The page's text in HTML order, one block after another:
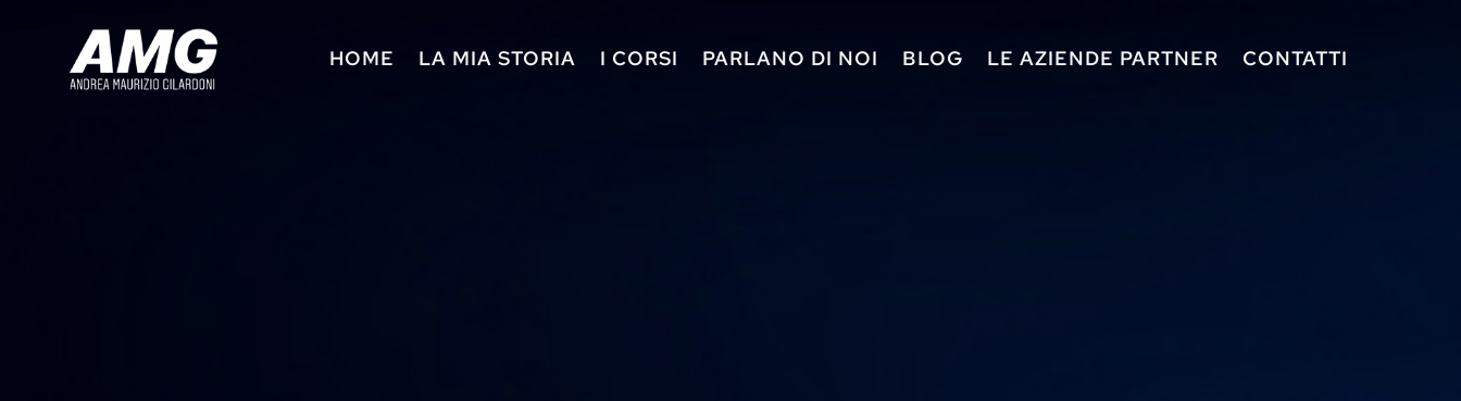
HOME LA MIA STORIA I CORSI PARLANO DI NOI BLOG LE AZIENDE PARTNER CONTATTI